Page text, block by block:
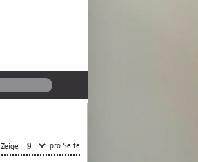
Zeige pro Seite